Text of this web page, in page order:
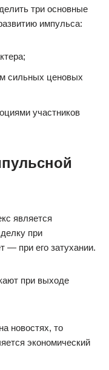
три основные
импульса:
сильных ценовых
участников
является
при
— при его затухании.
при выходе
новостях, то
экономический